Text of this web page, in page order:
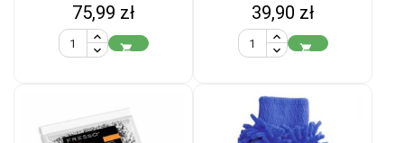
Cena
75,99 zł

Cena
39,90 zł
